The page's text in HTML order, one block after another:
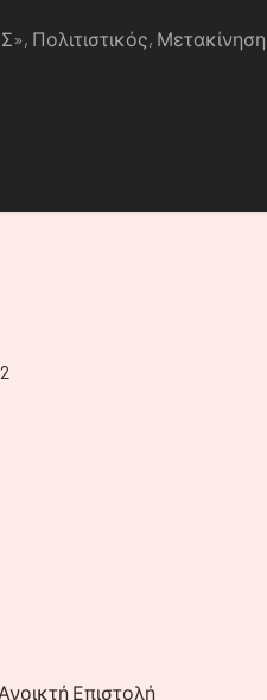
Πολιτιστικός,
Ανοικτή Επιστολή